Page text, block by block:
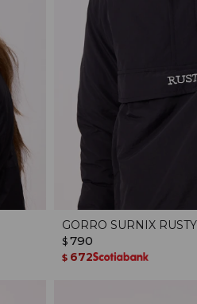
GORRO SURNIX
$ 790
$ 672